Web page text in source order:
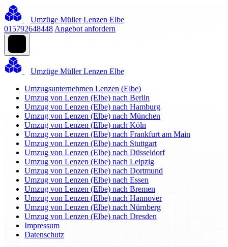
Umzüge Müller Lenzen Elbe
015792648448 Angebot anfordern
Umzüge Müller Lenzen Elbe
Umzugsunternehmen Lenzen (Elbe)
Umzug von Lenzen (Elbe) nach Berlin
Umzug von Lenzen (Elbe) nach Hamburg
Umzug von Lenzen (Elbe) nach München
Umzug von Lenzen (Elbe) nach Köln
Umzug von Lenzen (Elbe) nach Frankfurt am Main
Umzug von Lenzen (Elbe) nach Stuttgart
Umzug von Lenzen (Elbe) nach Düsseldorf
Umzug von Lenzen (Elbe) nach Leipzig
Umzug von Lenzen (Elbe) nach Dortmund
Umzug von Lenzen (Elbe) nach Essen
Umzug von Lenzen (Elbe) nach Bremen
Umzug von Lenzen (Elbe) nach Hannover
Umzug von Lenzen (Elbe) nach Nürnberg
Umzug von Lenzen (Elbe) nach Dresden
Impressum
Datenschutz